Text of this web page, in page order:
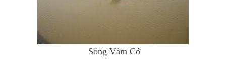
Sông Vàm Cỏ